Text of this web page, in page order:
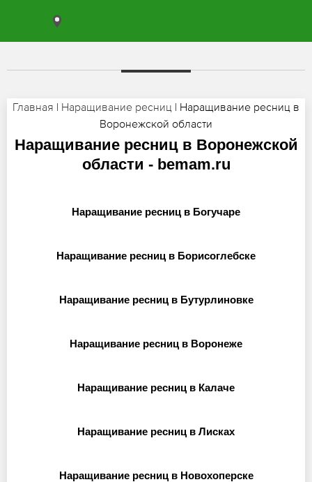
Главная | Наращивание ресниц | Наращивание ресниц в
Воронежской области
Наращивание ресниц в Воронежской
области - bemam.ru
Наращивание ресниц в Богучаре
Наращивание ресниц в Борисоглебске
Наращивание ресниц в Бутурлиновке
Наращивание ресниц в Воронеже
Наращивание ресниц в Калаче
Наращивание ресниц в Лисках
Наращивание ресниц в Новохоперске